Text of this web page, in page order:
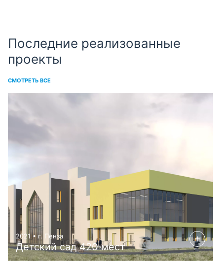
Последние реализованные
проекты
СМОТРЕТЬ ВСЕ
2021 • г. Пенза
Детский сад 420 мест